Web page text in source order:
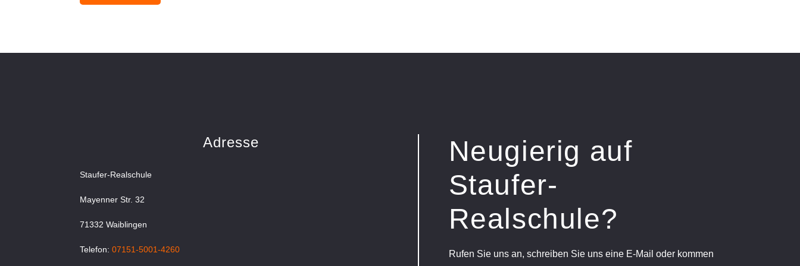
Adresse
Staufer-Realschule
Mayenner Str. 32
71332 Waiblingen
Telefon:07151-5001-4260
Neugierig auf
Staufer-
Realschule?
Rufen Sie uns an, schreiben Sie uns eine E-Mail oder kommen